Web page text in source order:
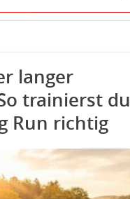
langer
trainierst du
Run richtig